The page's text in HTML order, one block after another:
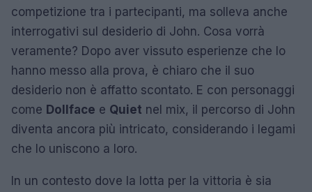
competizione tra i partecipanti, ma solleva anche
interrogativi sul desiderio di John. Cosa vorrà
veramente? Dopo aver vissuto esperienze che lo
hanno messo alla prova, è chiaro che il suo
desiderio non è affatto scontato. E con personaggi
come Dollface e Quiet nel mix, il percorso di John
diventa ancora più intricato, considerando i legami
che lo uniscono a loro.
In un contesto dove la lotta per la vittoria è sia